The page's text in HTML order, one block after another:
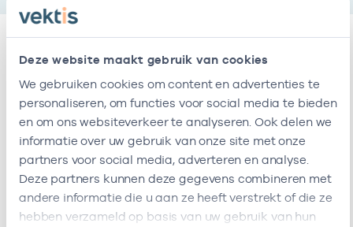
Deze website maakt gebruik van cookies
We gebruiken cookies om content en advertenties te
personaliseren, om functies voor social media te bieden
en om ons websiteverkeer te analyseren. Ook delen we
informatie over uw gebruik van onze site met onze
partners voor social media, adverteren en analyse.
Deze partners kunnen deze gegevens combineren met
andere informatie die u aan ze heeft verstrekt of die ze
hebben verzameld op basis van uw gebruik van hun
Vestigingen
Deze onderneming heeft de volgende
vestigingen
Naam Adres AGB-code